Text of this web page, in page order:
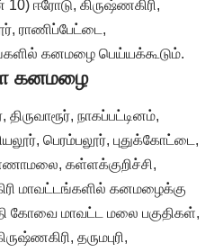
ஈரோடு, கிருஷ்ணகிரி,
ராணிப்பேட்டை,
கனமழை பெய்யக்கூடும்.
கனமழை
நாகப்பட்டினம்,
பெரம்பலூர், புதுக்கோட்டை,
கள்ளக்குறிச்சி,
மாவட்டங்களில் கனமழைக்கு
கோவை மாவட்ட மலை பகுதிகள்,
தருமபுரி,